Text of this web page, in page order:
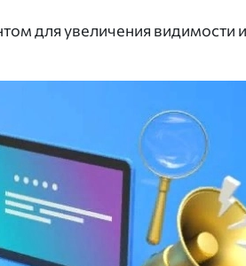
для увеличения видимости